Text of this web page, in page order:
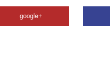
google+